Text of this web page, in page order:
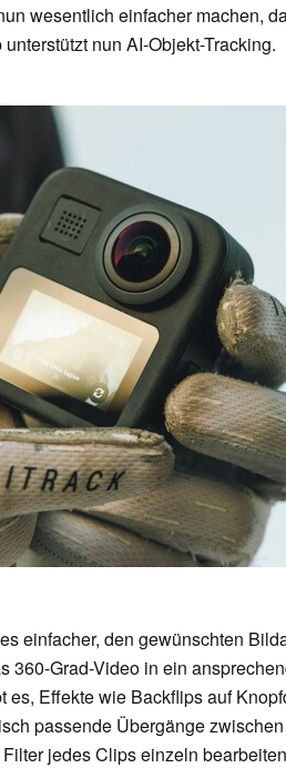
wesentlich einfacher machen,
nun AI-Objekt-Tracking.
einfacher, den gewünschten
360-Grad-Video in ein
es, Effekte wie Backflips auf
passende Übergänge
jedes Clips einzeln